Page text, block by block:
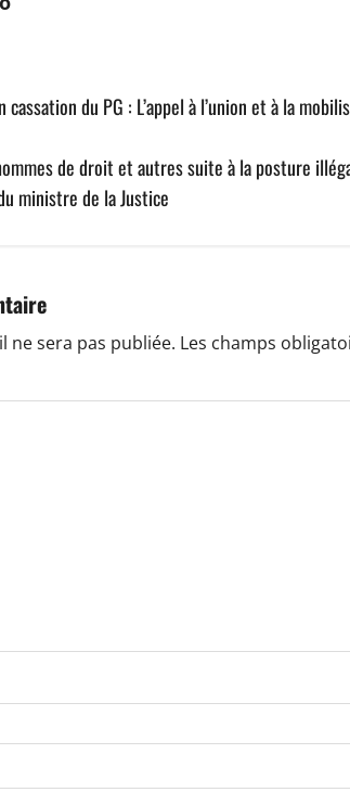
du PG : L’appel à l’union et à la
de droit et autres suite à la posture
ministre de la Justice
ne sera pas publiée. Les champs